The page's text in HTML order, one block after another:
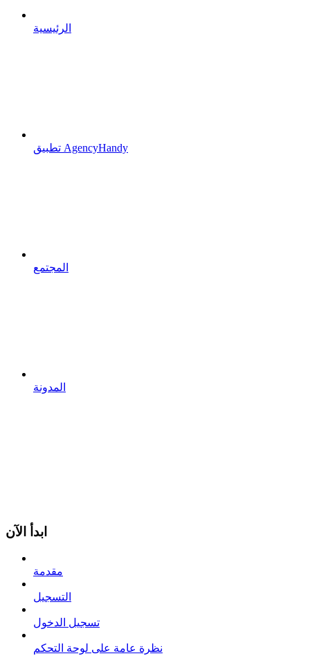
الرئيسية
تطبيق AgencyHandy
المجتمع
المدونة
ابدأ الآن
مقدمة
التسجيل
تسجيل الدخول
نظرة عامة على لوحة التحكم